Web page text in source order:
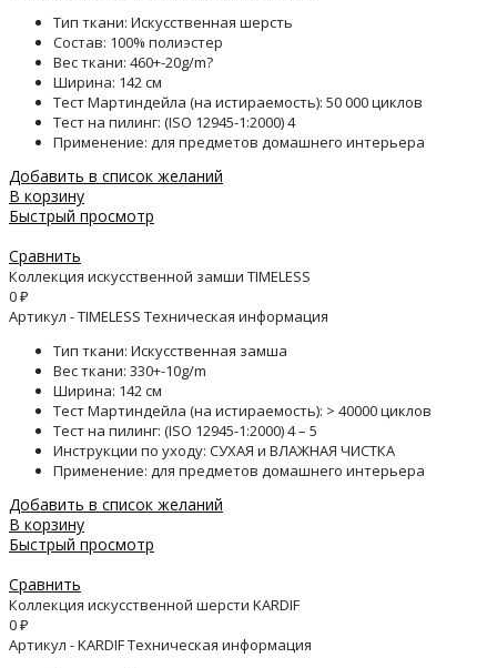
Тип ткани: Искусственная шерсть
Состав: 100% полиэстер
Вес ткани: 460+-20g/m?
Ширина: 142 см
Тест Мартиндейла (на истираемость): 50 000 циклов
Тест на пилинг: (ISO 12945-1:2000) 4
Применение: для предметов домашнего интерьера
Добавить в список желаний
В корзину
Быстрый просмотр
Сравнить
Коллекция искусственной замши TIMELESS
0₽
Артикул - TIMELESS Техническая информация
Тип ткани: Искусственная замша
Вес ткани: 330+-10g/m
Ширина: 142 см
Тест Мартиндейла (на истираемость): > 40000 циклов
Тест на пилинг: (ISO 12945-1:2000) 4 – 5
Инструкции по уходу: СУХАЯ и ВЛАЖНАЯ ЧИСТКА
Применение: для предметов домашнего интерьера
Добавить в список желаний
В корзину
Быстрый просмотр
Сравнить
Коллекция искусственной шерсти KARDIF
0₽
Артикул - KARDIF Техническая информация